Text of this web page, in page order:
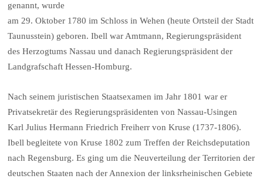
genannt, wurde
am 29. Oktober 1780 im Schloss in Wehen (heute Ortsteil der Stadt
Taunusstein) geboren. Ibell war Amtmann, Regierungspräsident
des Herzogtums Nassau und danach Regierungspräsident der
Landgrafschaft Hessen-Homburg.
Nach seinem juristischen Staatsexamen im Jahr 1801 war er
Privatsekretär des Regierungspräsidenten von Nassau-Usingen
Karl Julius Hermann Friedrich Freiherr von Kruse (1737-1806).
Ibell begleitete von Kruse 1802 zum Treffen der Reichsdeputation
nach Regensburg. Es ging um die Neuverteilung der Territorien der
deutschen Staaten nach der Annexion der linksrheinischen Gebiete